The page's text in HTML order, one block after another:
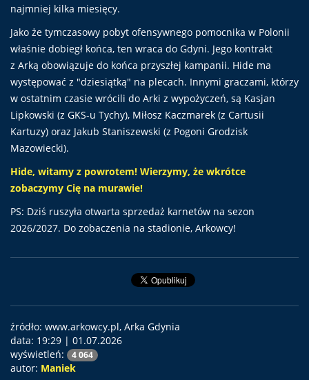
najmniej kilka miesięcy.
Jako że tymczasowy pobyt ofensywnego pomocnika w Polonii
właśnie dobiegł końca, ten wraca do Gdyni. Jego kontrakt
z Arką obowiązuje do końca przyszłej kampanii. Hide ma
występować z "dziesiątką" na plecach. Innymi graczami, którzy
w ostatnim czasie wrócili do Arki z wypożyczeń, są Kasjan
Lipkowski (z GKS-u Tychy), Miłosz Kaczmarek (z Cartusii
Kartuzy) oraz Jakub Staniszewski (z Pogoni Grodzisk
Mazowiecki).
Hide, witamy z powrotem! Wierzymy, że wkrótce
zobaczymy Cię na murawie!
PS: Dziś ruszyła otwarta sprzedaż karnetów na sezon
2026/2027. Do zobaczenia na stadionie, Arkowcy!
źródło: www.arkowcy.pl, Arka Gdynia
data: 19:29 | 01.07.2026
wyświetleń:
4 064
autor: Maniek